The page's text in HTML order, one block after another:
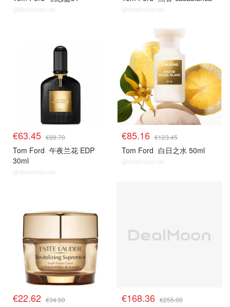
@dealmoon.de @dealmoon.de
€63.45 €89.70
Tom Ford 午夜兰花 EDP
30ml
@dealmoon.de
€85.16 €123.45
Tom Ford 白日之水 50ml
@dealmoon.de
€22.62 €34.50 €168.36 €255.00